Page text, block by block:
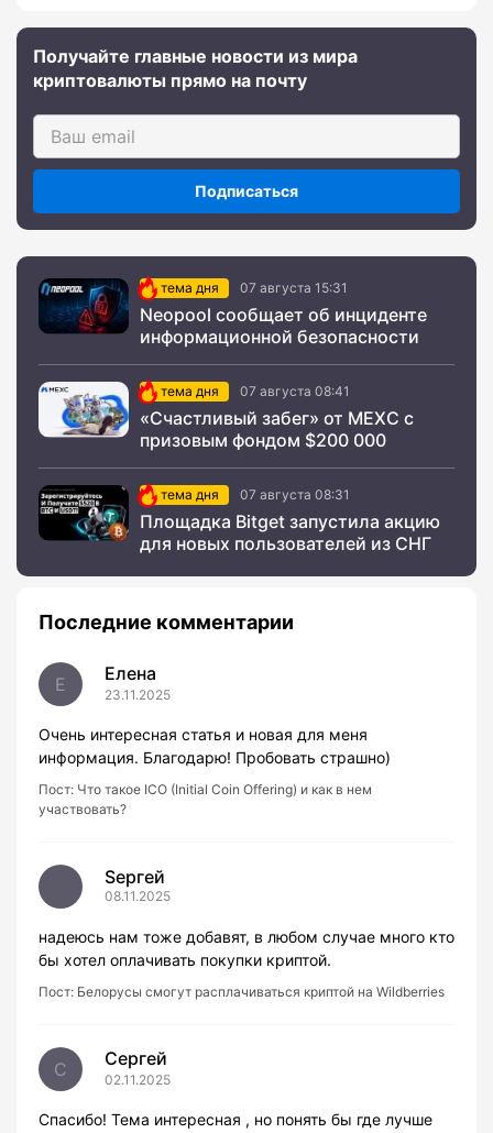
Получайте главные новости из мира
криптовалюты прямо на почту
Подписаться
тема дня 07 августа 15:31
Neopool сообщает об инциденте
информационной безопасности
тема дня 07 августа 08:41
«Счастливый забег» от MEXC с
призовым фондом $200 000
тема дня 07 августа 08:31
Площадка Bitget запустила акцию
для новых пользователей из СНГ
Последние комментарии
Е Елена
23.11.2025
Очень интересная статья и новая для меня
информация. Благодарю! Пробовать страшно)
Пост: Что такое ICO (Initial Coin Offering) и как в нем
участвовать?
Sергей
08.11.2025
надеюсь нам тоже добавят, в любом случае много кто
бы хотел оплачивать покупки криптой.
Пост: Белорусы смогут расплачиваться криптой на Wildberries
С Сергей
02.11.2025
Спасибо! Тема интересная , но понять бы где лучше